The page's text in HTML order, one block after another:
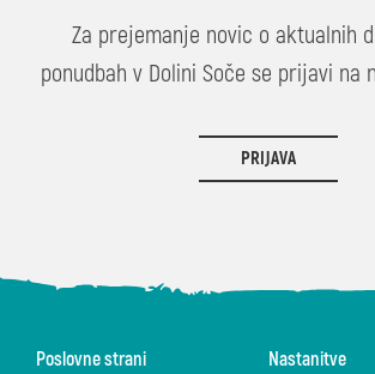
Za prejemanje novic o aktualnih
ponudbah v Dolini Soče se prijavi na
PRIJAVA
Poslovne strani
Nastanitve